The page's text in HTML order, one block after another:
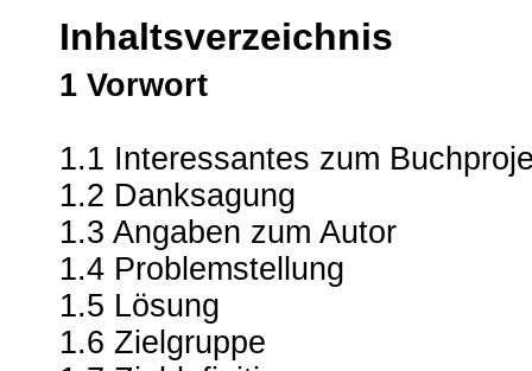
Inhaltsverzeichnis
1 Vorwort
1.1 Interessantes zum
1.2 Danksagung
1.3 Angaben zum Autor
1.4 Problemstellung
1.5 Lösung
1.6 Zielgruppe